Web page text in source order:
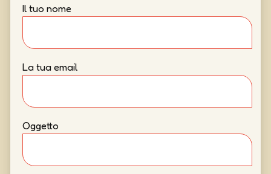
Il tuo nome
La tua email
Oggetto